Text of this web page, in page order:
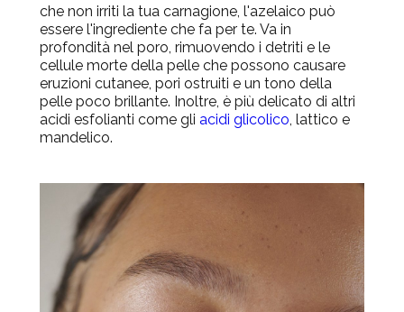
che non irriti la tua carnagione, l'azelaico può
essere l'ingrediente che fa per te. Va in
profondità nel poro, rimuovendo i detriti e le
cellule morte della pelle che possono causare
eruzioni cutanee, pori ostruiti e un tono della
pelle poco brillante. Inoltre, è più delicato di altri
acidi esfolianti come gli acidi glicolico , lattico e
mandelico.